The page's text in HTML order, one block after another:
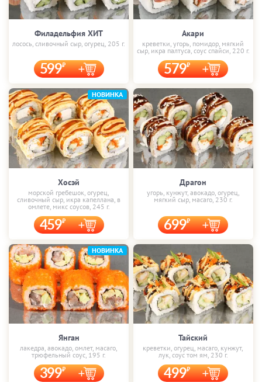
Филадельфия ХИТ
лосось, сливочный сыр, огурец, 205 г.
599
Акари
креветки, угорь, помидор, мягкий
сыр, икра палтуса, соус спайси, 220 г.
579
Хосэй
морской гребешок, огурец,
сливочный сыр, икра капеллана, в
омлете, микс соусов, 245 г.
459
НОВИНКА
Драгон
угорь, кунжут, авокадо, огурец,
мягкий сыр, масаго, 230 г.
699
Янган
лакедра, авокадо, омлет, масаго,
трюфельный соус, 195 г.
399
НОВИНКА
Тайский
креветки, огурец, масаго, кунжут,
лук, соус том ям, 230 г.
499